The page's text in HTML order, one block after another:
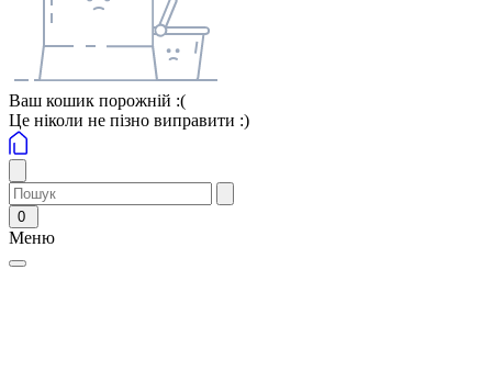
Ваш кошик порожній :(
Це ніколи не пізно виправити :)
0
Меню